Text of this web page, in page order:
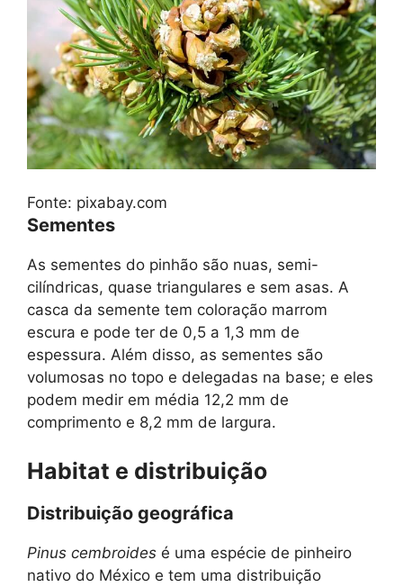
Fonte: pixabay.com
Sementes
As sementes do pinhão são nuas, semi-
cilíndricas, quase triangulares e sem asas. A
casca da semente tem coloração marrom
escura e pode ter de 0,5 a 1,3 mm de
espessura. Além disso, as sementes são
volumosas no topo e delegadas na base; e eles
podem medir em média 12,2 mm de
comprimento e 8,2 mm de largura.
Habitat e distribuição
Distribuição geográfica
Pinus cembroides é uma espécie de pinheiro
nativo do México e tem uma distribuição